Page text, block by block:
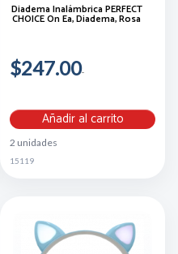
Diadema Inalámbrica PERFECT
CHOICE On Ea, Diadema, Rosa
$247.00
Añadir al carrito
2 unidades
15119